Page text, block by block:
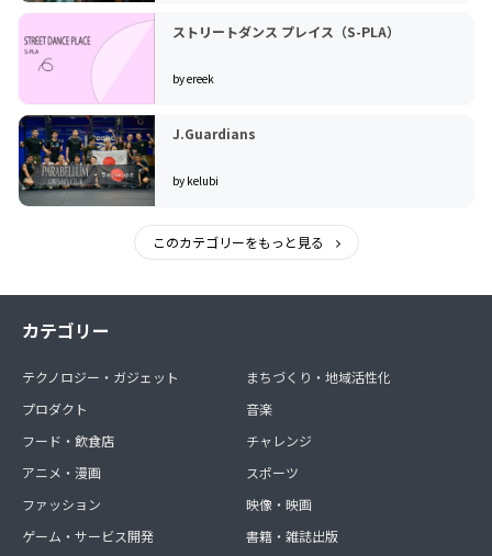
ストリートダンス プレイス（S-PLA）
by ereek
J.Guardians
by kelubi
このカテゴリーをもっと見る
カテゴリー
テクノロジー・ガジェット
プロダクト
フード・飲食店
アニメ・漫画
ファッション
ゲーム・サービス開発
まちづくり・地域活性化
音楽
チャレンジ
スポーツ
映像・映画
書籍・雑誌出版